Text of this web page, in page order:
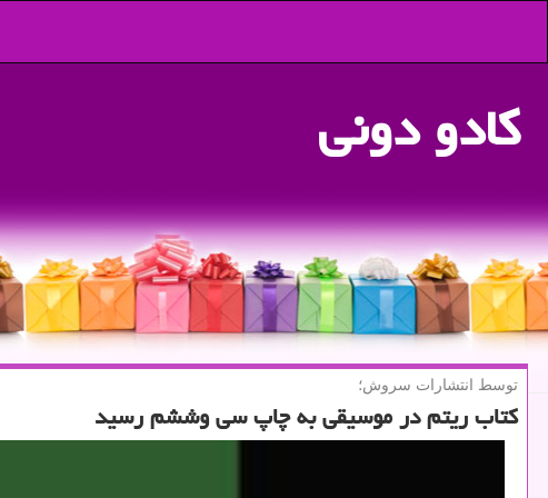
كادو دونی
توسط انتشارات سروش؛
كتاب ریتم در موسیقی به چاپ سی وششم رسید